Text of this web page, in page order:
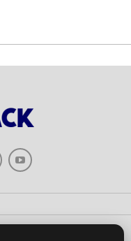
Deportes